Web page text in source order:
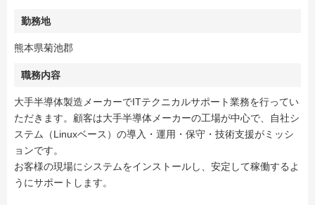
勤務地
熊本県菊池郡
職務内容
大手半導体製造メーカーでITテクニカルサポート業務を行ってい
ただきます。顧客は大手半導体メーカーの工場が中心で、自社シ
ステム（Linuxベース）の導入・運用・保守・技術支援がミッシ
ョンです。
お客様の現場にシステムをインストールし、安定して稼働するよ
うにサポートします。